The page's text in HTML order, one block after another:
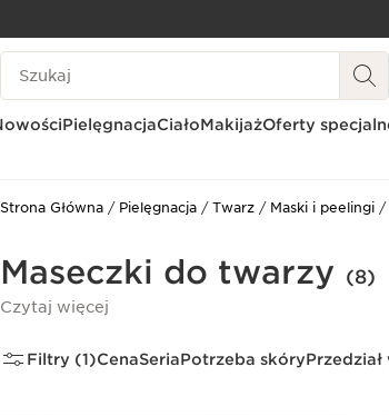
PRZEJDŹ DO TREŚCI
Historia wyszukiwania
PielęgnacjaCiałoMakijażOferty
Strona Główna Pielęgnacja Twarz Maski i peelingi
Maseczki do twarzy (8)
Czytaj więcej
Filtry (1)CenaSeriaPotrzeba skóryPrzedział